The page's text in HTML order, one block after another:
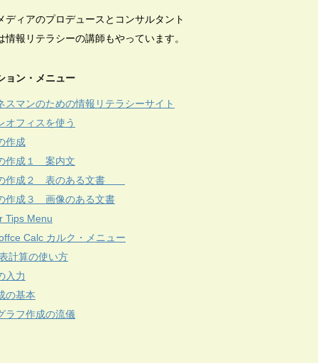
ディアのプロデュースとコンサルタント
情報リテラシーの講師もやっています。
ョン・メニュー
スマンのための情報リテラシーサイト
オフィスを使う
作成
作成１ 案内文
作成２ 表のある文書
作成３ 画像のある文書
Tips Menu
Calc カルク・メニュー
計算の使い方
入力
の基本
ラフ作成の流儀